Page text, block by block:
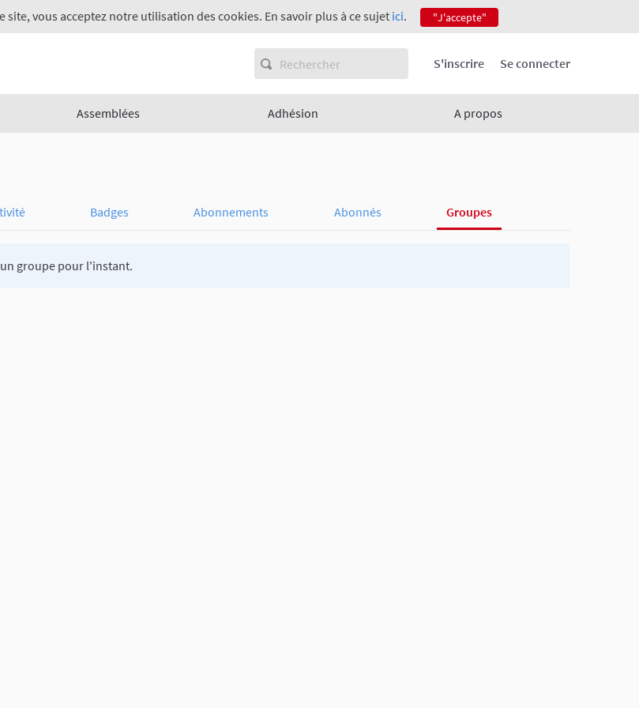
vous acceptez notre utilisation des cookies. En savoir plus à ce sujet ici. "J'accepte"
S'inscrire Se connecter
Assemblées Adhésion A propos
Badges Abonnements Abonnés Groupes
groupe pour l'instant.